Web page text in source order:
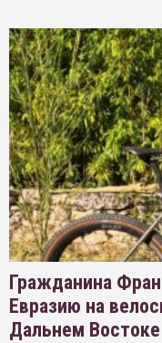
Гражданина
Евразию на
Дальнем Востоке